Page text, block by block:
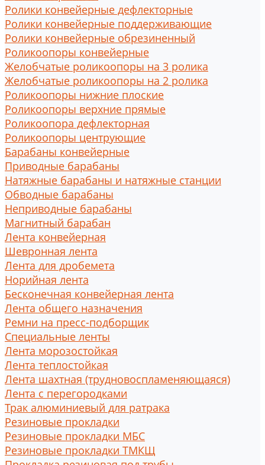
Ролики конвейерные дефлекторные
Ролики конвейерные поддерживающие
Ролики конвейерные обрезиненный
Роликоопоры конвейерные
Желобчатые роликоопоры на 3 ролика
Желобчатые роликоопоры на 2 ролика
Роликоопоры нижние плоские
Роликоопоры верхние прямые
Роликоопора дефлекторная
Роликоопоры центрующие
Барабаны конвейерные
Приводные барабаны
Натяжные барабаны и натяжные станции
Обводные барабаны
Неприводные барабаны
Магнитный барабан
Лента конвейерная
Шевронная лента
Лента для дробемета
Норийная лента
Бесконечная конвейерная лента
Лента общего назначения
Ремни на пресс-подборщик
Специальные ленты
Лента морозостойкая
Лента теплостойкая
Лента шахтная (трудновоспламеняющаяся)
Лента с перегородками
Трак алюминиевый для ратрака
Резиновые прокладки
Резиновые прокладки МБС
Резиновые прокладки ТМКЩ